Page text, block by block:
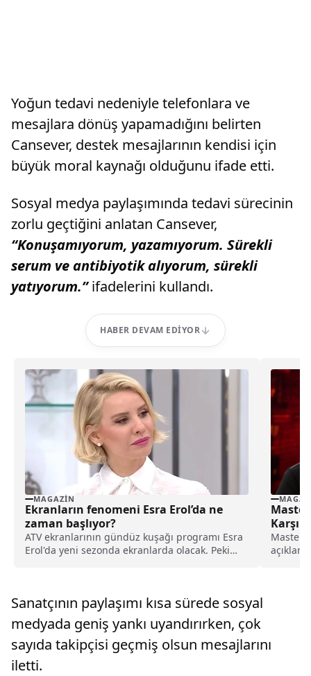
Yoğun tedavi nedeniyle telefonlara ve
mesajlara dönüş yapamadığını belirten
Cansever, destek mesajlarının kendisi için
büyük moral kaynağı olduğunu ifade etti.
Sosyal medya paylaşımında tedavi sürecinin
zorlu geçtiğini anlatan Cansever,
“Konuşamıyorum, yazamıyorum. Sürekli
serum ve antibiyotik alıyorum, sürekli
yatıyorum.”ifadelerini kullandı.
HABER DEVAM EDIYOR
MAGAZIN
Ekranların fenomeni Esra Erol’da ne
zaman başlıyor?
ATV ekranlarının gündüz kuşağı programı Esra
Erol'da yeni sezonda ekranlarda olacak. Peki
Karşı
Sanatçının paylaşımı kısa sürede sosyal
medyada geniş yankı uyandırırken, çok
sayıda takipçisi geçmiş olsun mesajlarını
iletti.